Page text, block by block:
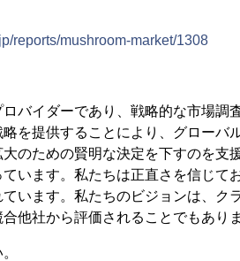
reports/mushroom-market/1308
バイダーであり、戦略的な市場調
を提供することにより、グローバ
のための賢明な決定を下すのを支
います。私たちは正直さを信じて
います。私たちのビジョンは、ク
他社から評価されることでもありま